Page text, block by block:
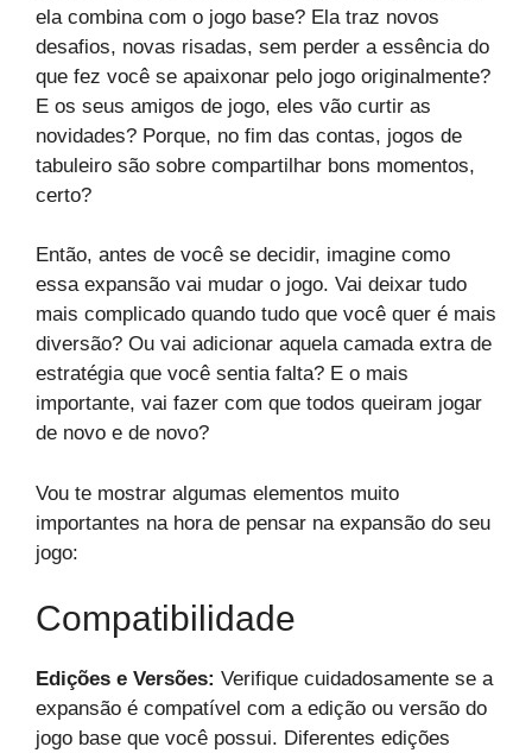
ela combina com o jogo base? Ela traz novos
desafios, novas risadas, sem perder a essência do
que fez você se apaixonar pelo jogo originalmente?
E os seus amigos de jogo, eles vão curtir as
novidades? Porque, no fim das contas, jogos de
tabuleiro são sobre compartilhar bons momentos,
certo?
Então, antes de você se decidir, imagine como
essa expansão vai mudar o jogo. Vai deixar tudo
mais complicado quando tudo que você quer é mais
diversão? Ou vai adicionar aquela camada extra de
estratégia que você sentia falta? E o mais
importante, vai fazer com que todos queiram jogar
de novo e de novo?
Vou te mostrar algumas elementos muito
importantes na hora de pensar na expansão do seu
jogo:
Compatibilidade
Edições e Versões: Verifique cuidadosamente se a
expansão é compatível com a edição ou versão do
jogo base que você possui. Diferentes edições